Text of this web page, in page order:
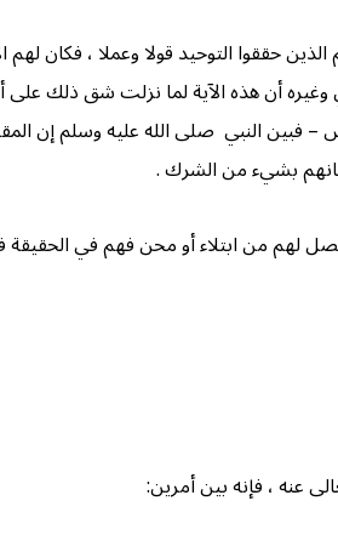
حققوا التوحيد قولا وعملا ، فكان لهم
وغيره أن هذه الآية لما نزلت شق ذلك
النبي صلى الله عليه وسلم إن
بشيء من الشرك .
لهم من ابتلاء أو محن فهم في
عنه ، فإنه بين أمرين: